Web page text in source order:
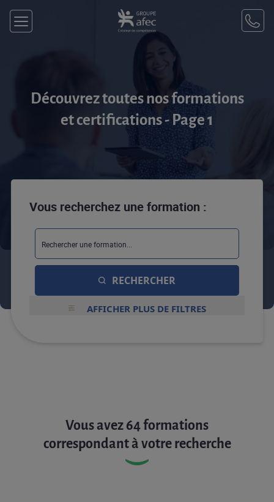
Découvrez toutes nos formations
et certifications - Page 1
Vous recherchez une formation :
RECHERCHER
AFFICHER PLUS DE FILTRES
Vous avez 64 formations
correspondant à votre recherche